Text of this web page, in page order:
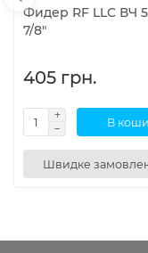
Фидер RF LLC ВЧ
7/8"
405 грн.
В
Швидке